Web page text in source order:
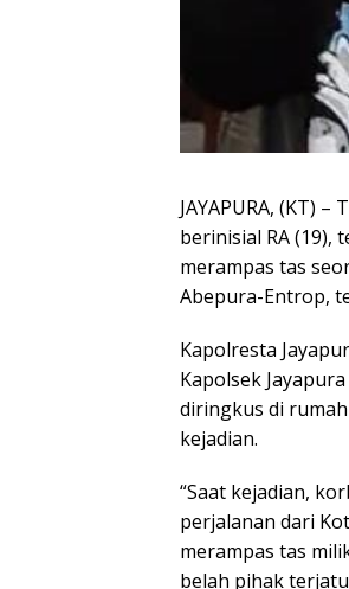
JAYAPURA, (KT)
berinisial RA (19),
merampas tas
Abepura-Entrop,
Kapolresta
Kapolsek
diringkus di
kejadian.
“Saat kejadian,
perjalanan dari
merampas tas
belah pihak